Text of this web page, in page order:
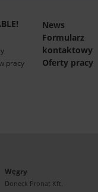
pracy
News
Formularz
kontaktowy
Oferty pracy
Węgry
Doneck Pronat Kft.